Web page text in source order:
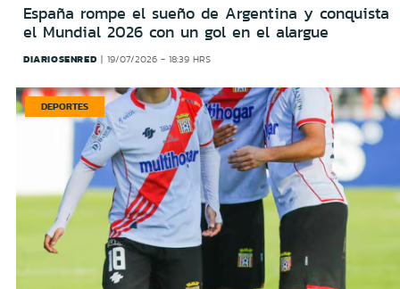
España rompe el sueño de Argentina y conquista
el Mundial 2026 con un gol en el alargue
DIARIOSENRED 19/07/2026 - 18:39 HRS
DEPORTES